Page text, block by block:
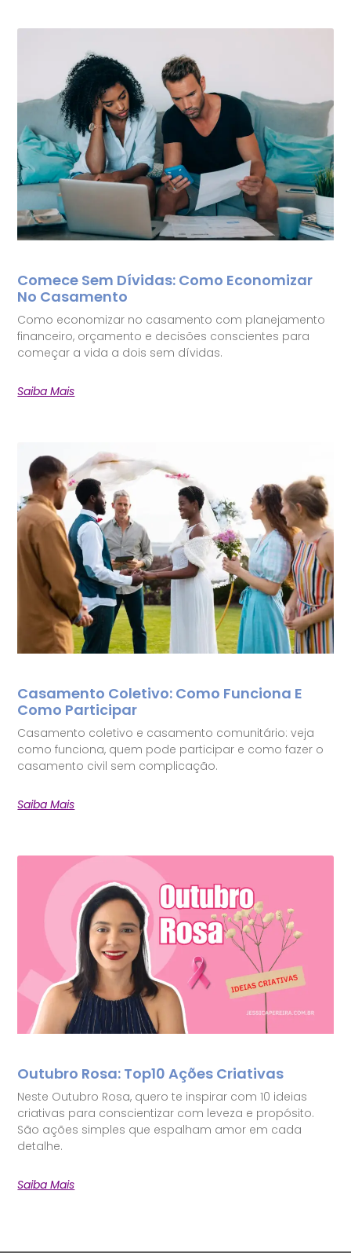
Comece Sem Dívidas: Como Economizar
No Casamento
Como economizar no casamento com planejamento
financeiro, orçamento e decisões conscientes para
começar a vida a dois sem dívidas.
Saiba Mais
Casamento Coletivo: Como Funciona E
Como Participar
Casamento coletivo e casamento comunitário: veja
como funciona, quem pode participar e como fazer o
casamento civil sem complicação.
Saiba Mais
Outubro Rosa: Top10 Ações Criativas
Neste Outubro Rosa, quero te inspirar com 10 ideias
criativas para conscientizar com leveza e propósito.
São ações simples que espalham amor em cada
detalhe.
Saiba Mais